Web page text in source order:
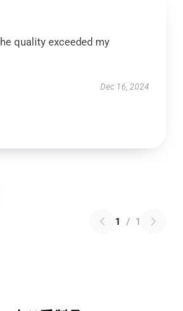
quality exceeded my
Dec 16, 2024
1 / 1